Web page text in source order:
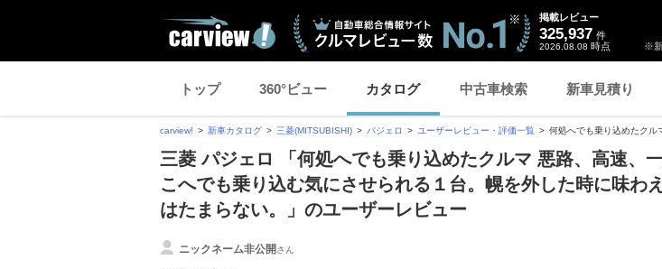
※新
掲載レビュー
325,937 件
2026.08.08 時点
トップ 360°ビュー カタログ 中古車検索 新車見積り
carview! 新車カタログ 三菱(MITSUBISHI) パジェロ ユーザーレビュー・評価一覧 何処へでも乗り込めたクル
三菱 パジェロ 「何処へでも乗り込めたクルマ 悪路、高速、
こへでも乗り込む気にさせられる１台。幌を外した時に味わ
はたまらない。」のユーザーレビュー
ニックネーム非公開さん